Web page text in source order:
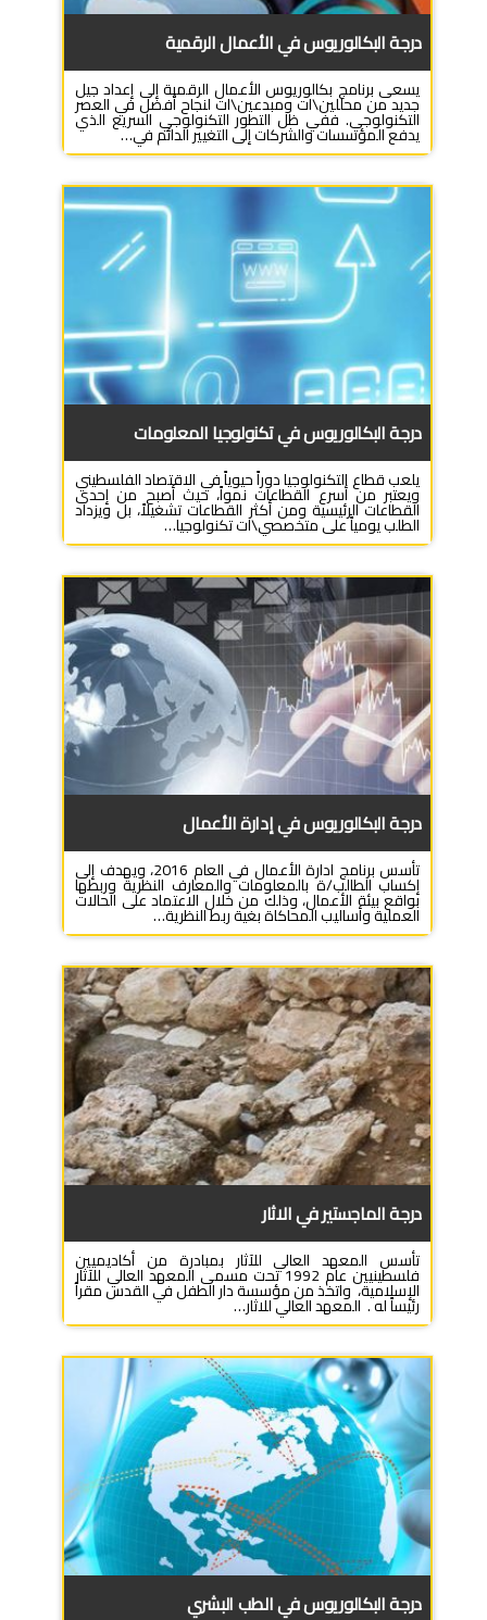
درجة البكالوريوس في الأعمال الرقمية
يسعى برنامج بكالوريوس الأعمال الرقمية إلى إعداد جيل
جديد من محللين\ات ومبدعين\ات لنجاح أفضل في العصر
التكنولوجي. ففي ظل التطور التكنولوجي السريع الذي
يدفع المؤسسات والشركات إلى التغيير الدائم في…
درجة البكالوريوس في تكنولوجيا المعلومات
يلعب قطاع التكنولوجيا دوراً حيوياً في الاقتصاد الفلسطيني
ويعتبر من أسرع القطاعات نمواً، حيث أصبح من إحدى
القطاعات الرئيسية ومن أكثر القطاعات تشغيلاً، بل ويزداد
الطلب يومياً على متخصصي\ات تكنولوجيا…
درجة البكالوريوس في إدارة الأعمال
تأسس برنامج ادارة الأعمال في العام 2016، ويهدف إلى
إكساب الطالب/ة بالمعلومات والمعارف النظرية وربطها
بواقع بيئة الأعمال، وذلك من خلال الاعتماد على الحالات
العملية وأساليب المحاكاة بغية ربط النظرية…
درجة الماجستير في الاثار
تأسس المعهد العالي للآثار بمبادرة من أكاديميين
فلسطينيين عام 1992 تحت مسمى المعهد العالي للآثار
الإسلامية، واتخذ من مؤسسة دار الطفل في القدس مقراً
رئيساً له . المعهد العالي للاثار…
درجة البكالوريوس في الطب البشري